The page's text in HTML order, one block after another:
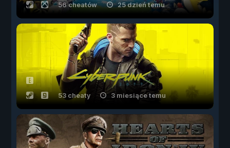
56 cheatów 25 dzień temu
53 cheaty 3 miesiące temu